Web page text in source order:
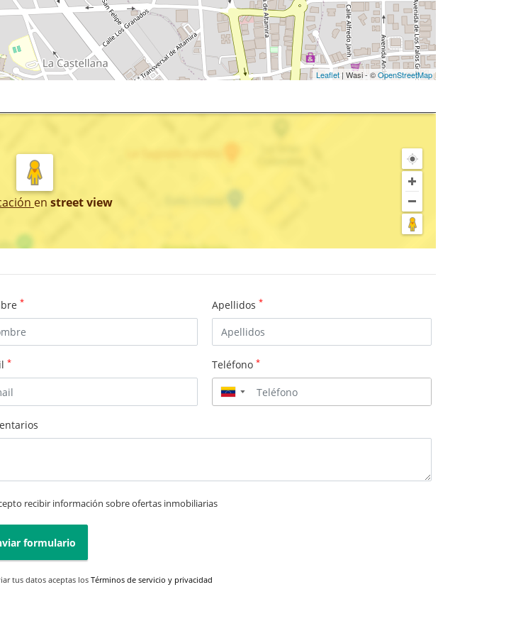
Leaflet | Wasi - ©OpenStreetMap
en street view
* Apellidos *
* Teléfono *
▼
recibir información sobre ofertas inmobiliarias
formulario
tus datos aceptas losTérminos de servicio y privacidad